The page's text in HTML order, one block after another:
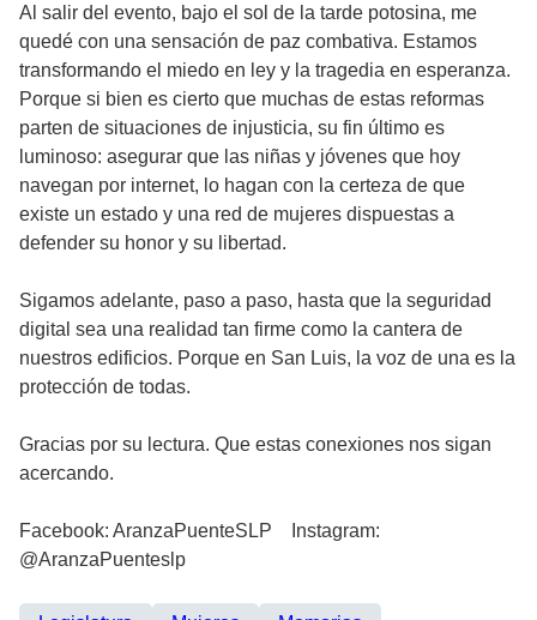
Al salir del evento, bajo el sol de la tarde potosina, me
quedé con una sensación de paz combativa. Estamos
transformando el miedo en ley y la tragedia en esperanza.
Porque si bien es cierto que muchas de estas reformas
parten de situaciones de injusticia, su fin último es
luminoso: asegurar que las niñas y jóvenes que hoy
navegan por internet, lo hagan con la certeza de que
existe un estado y una red de mujeres dispuestas a
defender su honor y su libertad.
Sigamos adelante, paso a paso, hasta que la seguridad
digital sea una realidad tan firme como la cantera de
nuestros edificios. Porque en San Luis, la voz de una es la
protección de todas.
Gracias por su lectura. Que estas conexiones nos sigan
acercando.
Facebook: AranzaPuenteSLP Instagram:
@AranzaPuenteslp